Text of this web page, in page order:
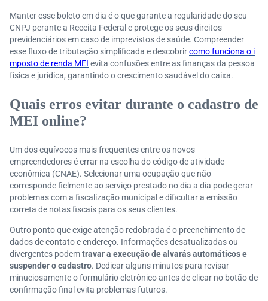
Manter esse boleto em dia é o que garante a regularidade do seu
CNPJ perante a Receita Federal e protege os seus direitos
previdenciários em caso de imprevistos de saúde. Compreender
esse fluxo de tributação simplificada e descobrircomo funciona o i
mposto de renda MEI evita confusões entre as finanças da pessoa
física e jurídica, garantindo o crescimento saudável do caixa.
Quais erros evitar durante o cadastro de
MEI online?
Um dos equívocos mais frequentes entre os novos
empreendedores é errar na escolha do código de atividade
econômica (CNAE). Selecionar uma ocupação que não
corresponde fielmente ao serviço prestado no dia a dia pode gerar
problemas com a fiscalização municipal e dificultar a emissão
correta de notas fiscais para os seus clientes.
Outro ponto que exige atenção redobrada é o preenchimento de
dados de contato e endereço. Informações desatualizadas ou
divergentes podemtravar a execução de alvarás automáticos e
suspender o cadastro. Dedicar alguns minutos para revisar
minuciosamente o formulário eletrônico antes de clicar no botão de
confirmação final evita problemas futuros.